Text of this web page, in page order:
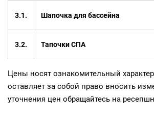
3.1. Шапочка для бассейна
3.2. Тапочки СПА
Цены носят ознакомительный
оставляет за собой право вносить
уточнения цен обращайтесь на